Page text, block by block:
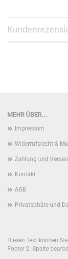
MEHR ÜBER...
Impressum
Widerrufsrecht &
Zahlung und
Kontakt
AGB
Privatsphäre und
Diesen Text können
Footer 2. Spalte